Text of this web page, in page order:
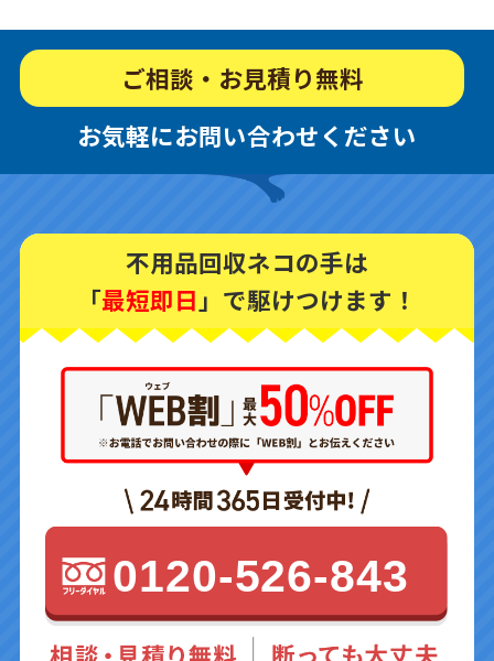
ご相談・お見積り無料
お気軽にお問い合わせください
不用品回収ネコの手は
「最短即日 」で駆けつけます！
0120-526-843